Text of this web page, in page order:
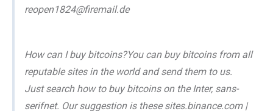
reopen1824@firemail.de
How can I buy bitcoins?You can buy bitcoins from all
reputable sites in the world and send them to us.
Just search how to buy bitcoins on the Inter, sans-
serifnet. Our suggestion is these sites.binance.com |